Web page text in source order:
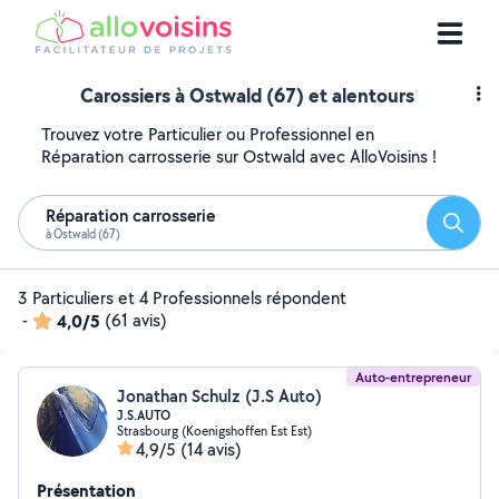
Carossiers à Ostwald (67) et alentours
Trouvez votre Particulier ou Professionnel en
Réparation carrosserie sur Ostwald avec AlloVoisins !
Réparation carrosserie
à Ostwald (67)
3 Particuliers et 4 Professionnels répondent
-
4,0/5 (61 avis)
Auto-entrepreneur
Jonathan Schulz (J.S Auto)
J.S.AUTO
Strasbourg (Koenigshoffen Est Est)
4,9/5 (14 avis)
Présentation